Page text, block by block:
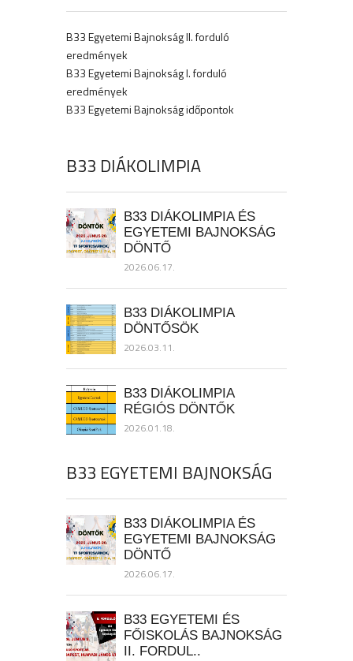
B33 Egyetemi Bajnokság II. forduló
eredmények
B33 Egyetemi Bajnokság I. forduló
eredmények
B33 Egyetemi Bajnokság időpontok
B33 DIÁKOLIMPIA
B33 DIÁKOLIMPIA ÉS
EGYETEMI BAJNOKSÁG
DÖNTŐ
2026.06.17.
B33 DIÁKOLIMPIA
DÖNTŐSÖK
2026.03.11.
B33 DIÁKOLIMPIA
RÉGIÓS DÖNTŐK
2026.01.18.
B33 EGYETEMI BAJNOKSÁG
B33 DIÁKOLIMPIA ÉS
EGYETEMI BAJNOKSÁG
DÖNTŐ
2026.06.17.
B33 EGYETEMI ÉS
FŐISKOLÁS BAJNOKSÁG
II. FORDUL..